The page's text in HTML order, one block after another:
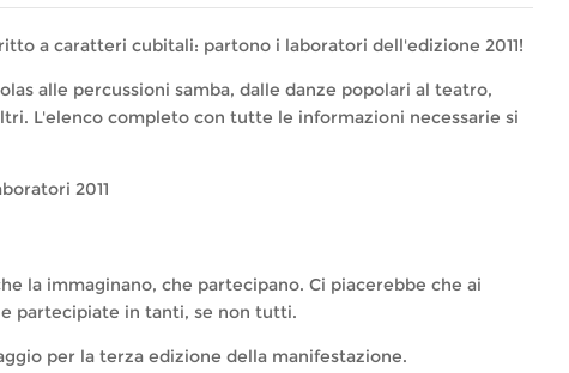
a caratteri cubitali: partono i laboratori dell'edizione 2011!
alle percussioni samba, dalle danze popolari al teatro,
L'elenco completo con tutte le informazioni necessarie si
la immaginano, che partecipano. Ci piacerebbe che ai
partecipiate in tanti, se non tutti.
per la terza edizione della manifestazione.